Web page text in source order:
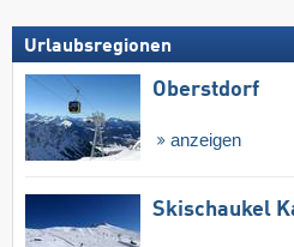
Urlaubsregionen
Oberstdorf
anzeigen
Skischaukel